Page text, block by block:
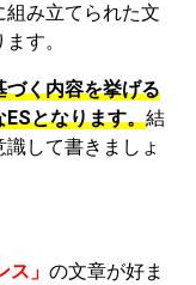
み立てられた文
す。
く内容を挙げる
となります。結
して書きましょ
」 の文章が好ま